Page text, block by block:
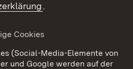
Benutzungshinweise
Cookies
.
Cookies
(Social-Media-Elemente von
und Google werden auf der